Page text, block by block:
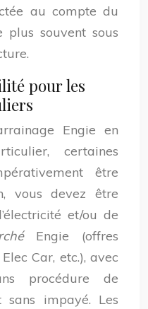
au compte du
souvent sous
pour les
Engie en
certaines
être
vous devez être
et/ou de
Engie (offres
Car, etc.), avec
procédure de
impayé. Les